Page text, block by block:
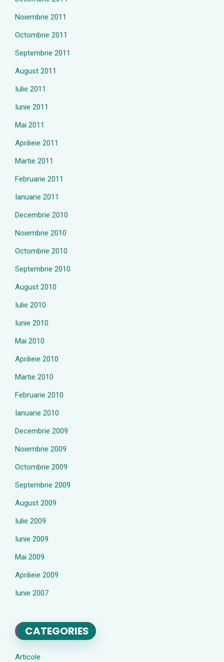
Noiembrie 2011
Octombrie 2011
Septembrie 2011
August 2011
Iulie 2011
Iunie 2011
Mai 2011
Aprilieie 2011
Martie 2011
Februarie 2011
Ianuarie 2011
Decembrie 2010
Noiembrie 2010
Octombrie 2010
Septembrie 2010
August 2010
Iulie 2010
Iunie 2010
Mai 2010
Aprilieie 2010
Martie 2010
Februarie 2010
Ianuarie 2010
Decembrie 2009
Noiembrie 2009
Octombrie 2009
Septembrie 2009
August 2009
Iulie 2009
Iunie 2009
Mai 2009
Aprilieie 2009
Iunie 2007
CATEGORIES
Articole